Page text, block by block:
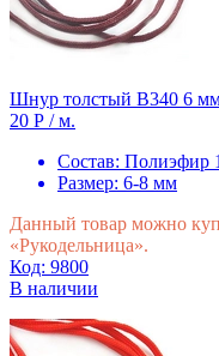
Шнур толстый В340 6
20 Р / м.
Состав: Полиэфир
Размер: 6-8 мм
Данный товар можно
«Рукодельница».
Код: 9800
В наличии